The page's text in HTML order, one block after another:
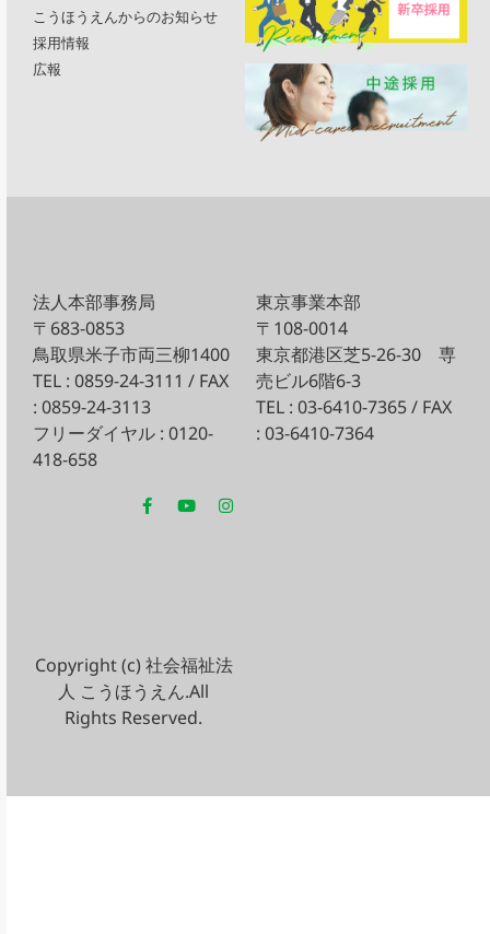
こうほうえんからのお知らせ
採用情報
広報
法人本部事務局
〒683-0853
鳥取県米子市両三柳1400
TEL : 0859-24-3111 / FAX
: 0859-24-3113
フリーダイヤル : 0120-
418-658
東京事業本部
〒108-0014
東京都港区芝5-26-30 専
売ビル6階6-3
TEL : 03-6410-7365 / FAX
: 03-6410-7364
Copyright (c) 社会福祉法
人 こうほうえん.All
Rights Reserved.